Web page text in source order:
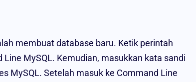
membuat database baru. Ketik perintah
Line MySQL. Kemudian, masukkan kata sandi
MySQL. Setelah masuk ke Command Line